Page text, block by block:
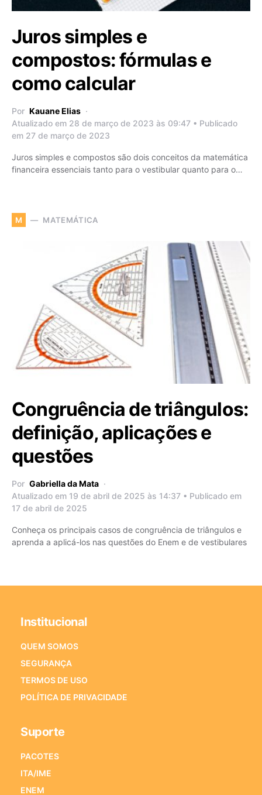
Juros simples e
compostos: fórmulas e
como calcular
Por Kauane Elias
Atualizado em 28 de março de 2023 às 09:47 • Publicado
em 27 de março de 2023
Juros simples e compostos são dois conceitos da matemática
financeira essenciais tanto para o vestibular quanto para o…
M MATEMÁTICA
Congruência de triângulos:
definição, aplicações e
questões
Por Gabriella da Mata
Atualizado em 19 de abril de 2025 às 14:37 • Publicado em
17 de abril de 2025
Conheça os principais casos de congruência de triângulos e
aprenda a aplicá-los nas questões do Enem e de vestibulares
Institucional
QUEM SOMOS
SEGURANÇA
TERMOS DE USO
POLÍTICA DE PRIVACIDADE
Suporte
PACOTES
ITA/IME
ENEM